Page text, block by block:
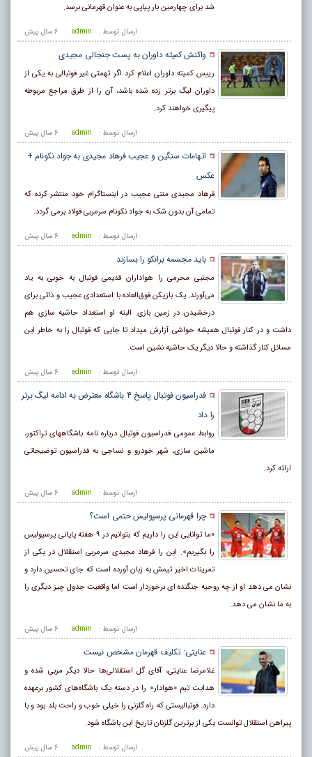
شد برای چهارمین بار پیاپی به عنوان قهرمانی برسد.
6 سال پيش ارسال توسط : admin
واکنش کمیته داوران به پست جنجالی مجیدی
رییس کمیته داوران اعلام کرد اگر تهمتی غیر فوتبالی به یکی از
داوران لیگ برتر زده شده باشد، آن را از طرق مراجع مربوطه
پیگیری خواهند کرد.
6 سال پيش ارسال توسط : admin
اتهامات سنگین و عجیب فرهاد مجیدی به جواد نکونام +
عکس
فرهاد مجیدی متنی عجیب در اینستاگرام خود منتشر کرده که
تمامی آن بدون شک به جواد نکونام سرمربی فولاد برمی گردد.
6 سال پيش ارسال توسط : admin
باید مجسمه برانکو را بسازند
مجتبی محرمی را هواداران قدیمی فوتبال به خوبی به یاد
می‌آورند. یک بازیکن فوق‌العاده با استعدادی عجیب و ذاتی برای
درخشیدن در زمین بازی. البته او استعداد حاشیه‌ سازی هم
داشت و در کنار فوتبال همیشه حواشی آزارش میداد تا جایی که فوتبال را به خاطر این
مسائل کنار گذاشته و حالا دیگر یک حاشیه‌ نشین است.
6 سال پيش ارسال توسط : admin
فدراسیون فوتبال پاسخ ۴ باشگاه معترض به ادامه لیگ برتر
را داد
روابط عمومی فدراسیون فوتبال درباره نامه باشگاههای تراکتور،
ماشین سازی، شهر خودرو و نساجی به فدراسیون توضیحاتی
ارائه کرد.
6 سال پيش ارسال توسط : admin
چرا قهرمانی پرسپولیس حتمی است؟
«ما توانایی این را داریم که بتوانیم در ۹ هفته پایانی پرسپولیس
را بگیریم». این را فرهاد مجیدی سرمربی استقلال در یکی از
تمرینات اخیر تیمش به زبان آورده است که جای تحسین دارد و
نشان می دهد او از چه روحیه جنگنده ای برخوردار است اما واقعیت جدول چیز دیگری را
به ما نشان می دهد.
6 سال پيش ارسال توسط : admin
عنایتی: تکلیف قهرمان مشخص نیست
غلامرضا عنایتی، آقای گل استقلالی‌ها حالا دیگر مربی شده و
هدایت تیم «هوادار» را در دسته یک باشگاه‌های کشور برعهده
دارد. فوتبالیستی که راه گلزنی را خیلی خوب و راحت بلد بود و با
پیراهن استقلال توانست یکی از برترین گلزنان تاریخ این باشگاه شود.
6 سال پيش ارسال توسط : admin